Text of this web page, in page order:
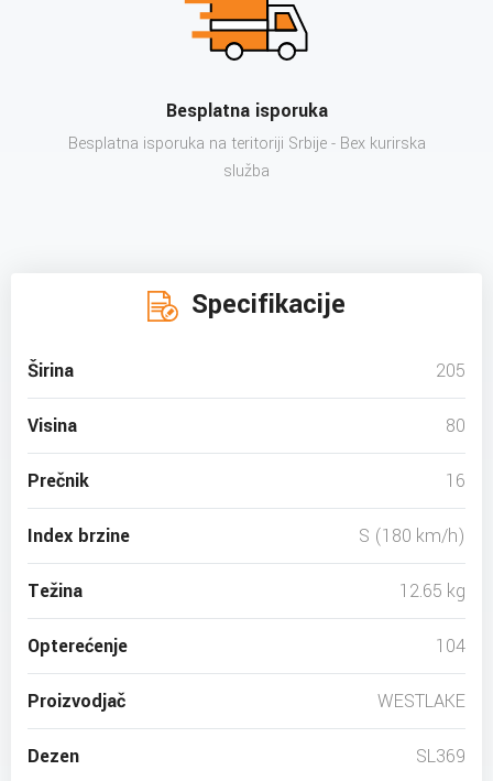
Besplatna isporuka
Besplatna isporuka na teritoriji Srbije - Bex kurirska
služba
Specifikacije
Širina 205
Visina 80
Prečnik 16
Index brzine S (180 km/h)
Težina 12.65 kg
Opterećenje 104
Proizvodjač WESTLAKE
Dezen SL369